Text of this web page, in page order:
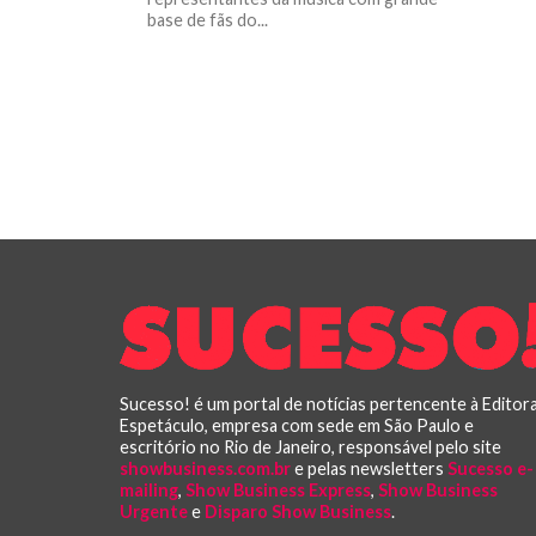
base de fãs do...
Sucesso! é um portal de notícias pertencente à
Espetáculo, empresa com sede em São Paulo e
escritório no Rio de Janeiro, responsável pelo site
showbusiness.com.bre pelas newsletters Sucesso e-
mailing, Show Business Express, Show Business
Urgentee Disparo Show Business.